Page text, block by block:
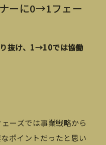
ーに0→1フェー
抜け、1→10では協働
ーズでは事業戦略から
ポイントだったと思い